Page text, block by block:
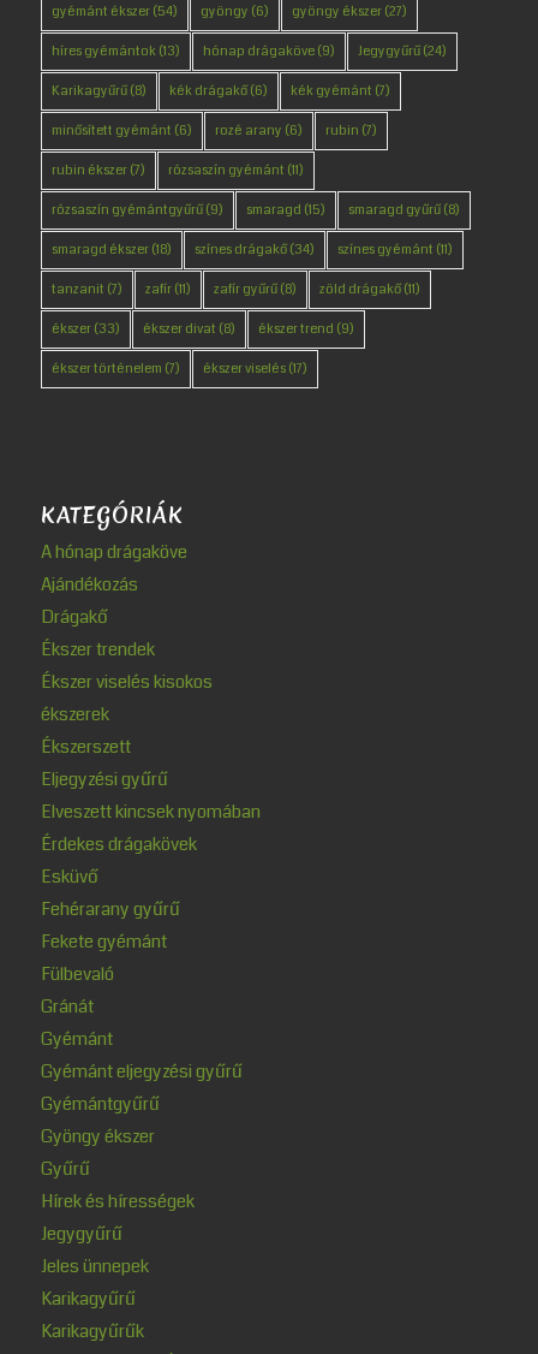
gyémánt ékszer(54) gyöngy (6) gyöngy ékszer(27)
híres gyémántok(13) hónap drágaköve(9) Jegygyűrű(24)
Karikagyűrű(8) kék drágakő(6) kék gyémánt (7)
minősített gyémánt (6) rozé arany (6) rubin (7)
rubin ékszer(7) rózsaszín gyémánt (11)
rózsaszín gyémántgyűrű(9) smaragd (15) smaragd gyűrű(8)
smaragd ékszer(18) színes drágakő(34) színes gyémánt (11)
tanzanit (7) zafír(11) zafír gyűrű(8) zöld drágakő(11)
ékszer(33) ékszer divat (8) ékszer trend (9)
ékszer történelem (7) ékszer viselés(17)
KATEGÓRIÁK
A hónap drágaköve
Ajándékozás
Drágakő
Ékszer trendek
Ékszer viselés kisokos
ékszerek
Ékszerszett
Eljegyzési gyűrű
Elveszett kincsek nyomában
Érdekes drágakövek
Esküvő
Fehérarany gyűrű
Fekete gyémánt
Fülbevaló
Gránát
Gyémánt
Gyémánt eljegyzési gyűrű
Gyémántgyűrű
Gyöngy ékszer
Gyűrű
Hírek és hírességek
Jegygyűrű
Jeles ünnepek
Karikagyűrű
Karikagyűrűk